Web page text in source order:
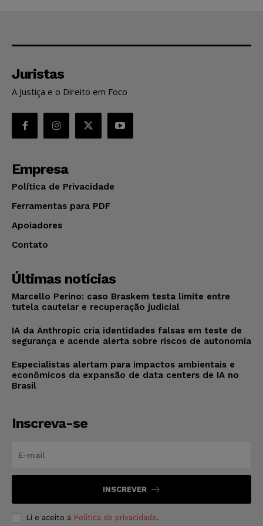
Juristas
A Justiça e o Direito em Foco
Empresa
Política de Privacidade
Ferramentas para PDF
Apoiadores
Contato
Últimas notícias
Marcello Perino: caso Braskem testa limite entre
tutela cautelar e recuperação judicial
IA da Anthropic cria identidades falsas em teste de
segurança e acende alerta sobre riscos de autonomia
Especialistas alertam para impactos ambientais e
econômicos da expansão de data centers de IA no
Brasil
Inscreva-se
INSCREVER
Li e aceito a Política de privacidade.